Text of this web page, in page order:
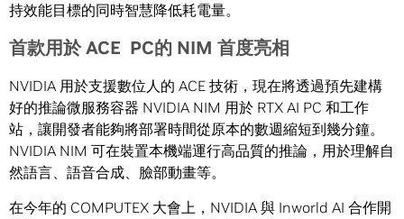
持效能目標的同時智慧降低耗電量。
首款用於ACE PC的 NIM 首度亮相
NVIDIA 用於支援數位人的 ACE 技術，現在將透過預先建構
好的推論微服務容器 NVIDIA NIM 用於 RTX AI PC 和工作
站，讓開發者能夠將部署時間從原本的數週縮短到幾分鐘。
NVIDIA NIM 可在裝置本機端運行高品質的推論，用於理解自
然語言、語音合成、臉部動畫等。
在今年的 COMPUTEX 大會上， NVIDIA 與 Inworld AI 合作開